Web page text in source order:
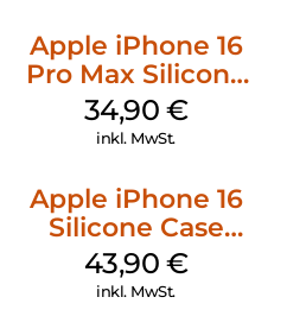
Apple iPhone 16
Pro Max Silicone
Case MagSafe
Denim
34,90 €
inkl. MwSt.
Apple iPhone 16
Silicone Case
MagSafe Plum
43,90 €
inkl. MwSt.